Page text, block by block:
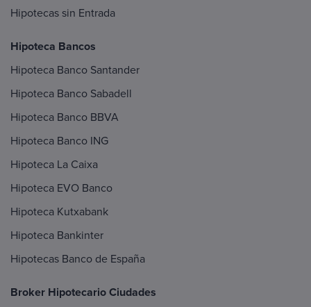
Hipotecas sin Entrada
Hipoteca Bancos
Hipoteca Banco Santander
Hipoteca Banco Sabadell
Hipoteca Banco BBVA
Hipoteca Banco ING
Hipoteca La Caixa
Hipoteca EVO Banco
Hipoteca Kutxabank
Hipoteca Bankinter
Hipotecas Banco de España
Broker Hipotecario Ciudades